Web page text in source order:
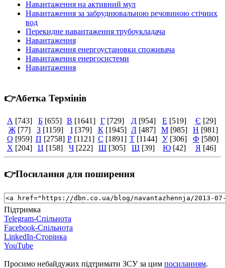
Навантаження на активний мул
Навантаження за забруднювальною речовиною стічних
вод
Перекидне навантаження трубоукладача
Навантаження
Навантаження енергоустановки споживача
Навантаження енергосистеми
Навантаження
👉Абетка Термінів
А [743] Б [655] В [1641] Г [729] Д [954] Е [519] Є [29]
Ж [77] З [1159] І [379] К [1945] Л [487] М [985] Н [981]
О [959] П [2758] Р [1121] С [1891] Т [1144] У [306] Ф [580]
Х [204] Ц [158] Ч [222] Ш [305] Щ [39] Ю [42] Я [46]
👉Посилання для поширення
Підтримка
Telegram-Спільнота
Facebook-Спільнота
LinkedIn-Сторінка
YouTube
Просимо небайдужих підтримати ЗСУ за цим посиланням.